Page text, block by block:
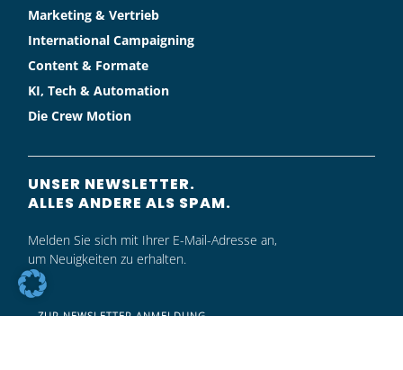
Marketing & Vertrieb
International Campaigning
Content & Formate
KI, Tech & Automation
Die Crew Motion
UNSER NEWSLETTER.
ALLES ANDERE ALS SPAM.
Melden Sie sich mit Ihrer E-Mail-Adresse an,
um Neuigkeiten zu erhalten.
ZUR NEWSLETTER ANMELDUNG